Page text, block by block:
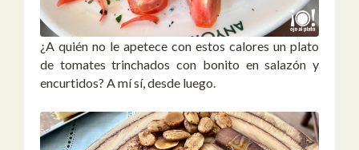
¿A quién no le apetece con estos calores un plato
de tomates trinchados con bonito en salazón y
encurtidos? A mí sí, desde luego.